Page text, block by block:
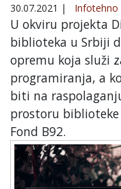
30.07.2021 | Infotehno
U okviru projekta
biblioteka u Srbiji
opremu koja služi
programiranja, a
biti na
prostoru
Fond B92.